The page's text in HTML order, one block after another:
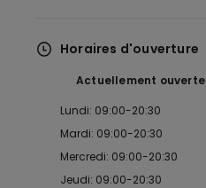
Horaires d'ouverture
Actuellement ouverte
Lundi: 09:00-20:30
Mardi: 09:00-20:30
Mercredi: 09:00-20:30
Jeudi: 09:00-20:30